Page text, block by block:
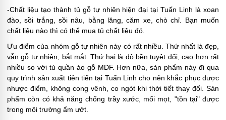
-Chất liệu tạo thành tủ gỗ tự nhiên hiện đại tại Tuấn Linh là xoan
đào, sồi trắng, sồi nâu, bằng lăng, căm xe, chò chỉ. Bạn muốn
chất liệu nào thì có thể mua tủ chất liệu đó.
Ưu điểm của nhóm gỗ tự nhiên này có rất nhiều. Thứ nhất là đẹp,
vẫn gỗ tự nhiên, bắt mắt. Thứ hai là độ bền tuyệt đối, cao hơn rất
nhiều so với tủ quần áo gỗ MDF. Hơn nữa, sản phẩm này đi qua
quy trình sản xuất tiên tiến tại Tuấn Linh cho nên khắc phục được
nhược điểm, không cong vênh, co ngót khi thời tiết thay đổi. Sản
phẩm còn có khả năng chống trầy xước, mối mọt, "tồn tại" được
trong môi trường ẩm ướt.